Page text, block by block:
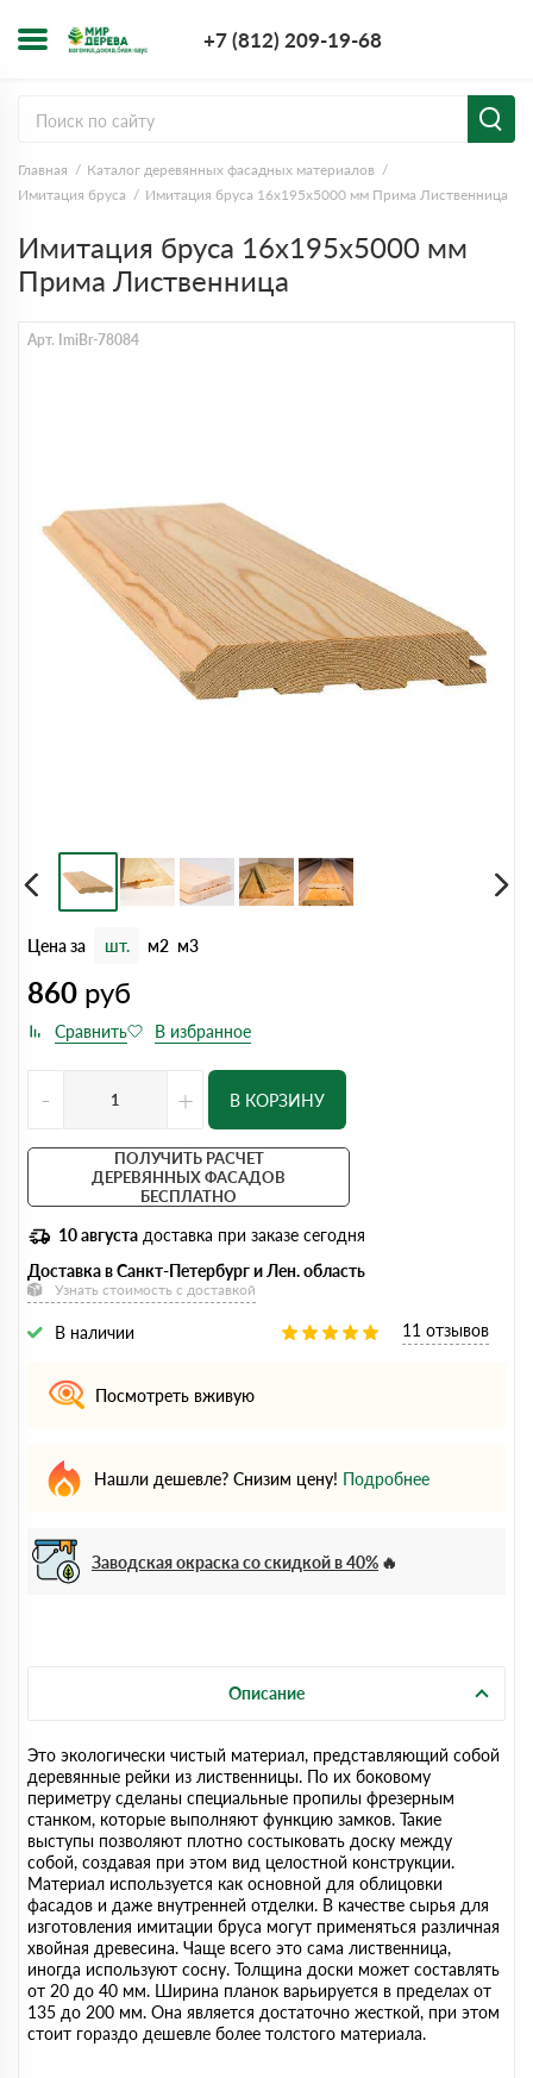
+7 (812) 209-19-68
Главная
Каталог деревянных фасадных материалов
Имитация бруса
Имитация бруса 16х195х5000 мм Прима Лиственница
Имитация бруса 16х195х5000 мм
Прима Лиственница
Арт. ImiBr-78084
Цена за шт. м2 м3
860 руб
- + В КОРЗИНУ
ПОЛУЧИТЬ РАСЧЕТ
ДЕРЕВЯННЫХ ФАСАДОВ
БЕСПЛАТНО
10 августа доставка при заказе сегодня
Доставка в Санкт-Петербург и Лен. область
Узнать стоимость с доставкой
В наличии 11 отзывов
Посмотреть вживую
Нашли дешевле? Снизим цену! Подробнее
Заводская окраска со скидкой в 40%
Описание
Это экологически чистый материал, представляющий собой
деревянные рейки из лиственницы. По их боковому
периметру сделаны специальные пропилы фрезерным
станком, которые выполняют функцию замков. Такие
выступы позволяют плотно состыковать доску между
собой, создавая при этом вид целостной конструкции.
Материал используется как основной для облицовки
фасадов и даже внутренней отделки. В качестве сырья для
изготовления имитации бруса могут применяться различная
хвойная древесина. Чаще всего это сама лиственница,
иногда используют сосну. Толщина доски может составлять
от 20 до 40 мм. Ширина планок варьируется в пределах от
135 до 200 мм. Она является достаточно жесткой, при этом
стоит гораздо дешевле более толстого материала.